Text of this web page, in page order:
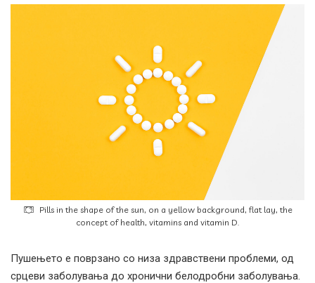
Pills in the shape of the sun, on a yellow background, flat lay, the
concept of health, vitamins and vitamin D.
Пушењето е поврзано со низа здравствени проблеми, од
срцеви заболувања до хронични белодробни заболувања.